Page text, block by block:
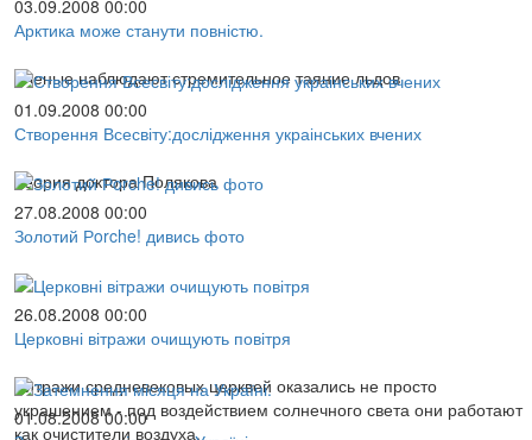
03.09.2008 00:00
Арктика може станути повністю.
Ученые наблюдают стремительное таяние льдов
01.09.2008 00:00
Створення Всесвіту:дослідження украінських вчених
Теория доктора Полякова
27.08.2008 00:00
Золотий Рorche! дивись фото
26.08.2008 00:00
Церковні вітражи очищують повітря
Витражи средневековых церквей оказались не просто
украшением - под воздействием солнечного света они работают
как очистители воздуха.
01.08.2008 00:00